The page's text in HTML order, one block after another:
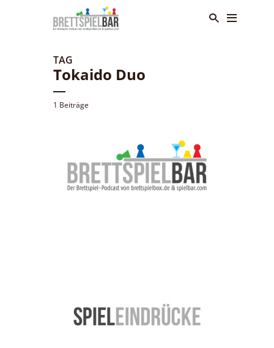
TAG
Tokaido Duo
1 Beiträge